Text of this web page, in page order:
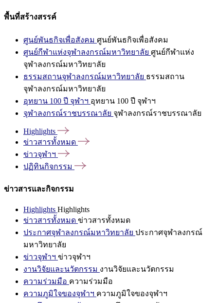
พื้นที่สร้างสรรค์
ศูนย์พันธกิจเพื่อสังคม ศูนย์พันธกิจเพื่อสังคม
ศูนย์กีฬาแห่งจุฬาลงกรณ์มหาวิทยาลัย ศูนย์กีฬาแห่ง
จุฬาลงกรณ์มหาวิทยาลัย
ธรรมสถานจุฬาลงกรณ์มหาวิทยาลัย ธรรมสถาน
จุฬาลงกรณ์มหาวิทยาลัย
อุทยาน 100 ปี จุฬาฯ อุทยาน 100 ปี จุฬาฯ
จุฬาลงกรณ์ราชบรรณาลัย จุฬาลงกรณ์ราชบรรณาลัย
Highlights
ข่าวสารทั้งหมด
ข่าวจุฬาฯ
ปฏิทินกิจกรรม
ข่าวสารและกิจกรรม
Highlights Highlights
ข่าวสารทั้งหมด ข่าวสารทั้งหมด
ประกาศจุฬาลงกรณ์มหาวิทยาลัย ประกาศจุฬาลงกรณ์
มหาวิทยาลัย
ข่าวจุฬาฯ ข่าวจุฬาฯ
งานวิจัยและนวัตกรรม งานวิจัยและนวัตกรรม
ความร่วมมือ ความร่วมมือ
ความภูมิใจของจุฬาฯ ความภูมิใจของจุฬาฯ